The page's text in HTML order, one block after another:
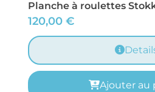
Planche à roulettes
120,00 €
Ajouter au